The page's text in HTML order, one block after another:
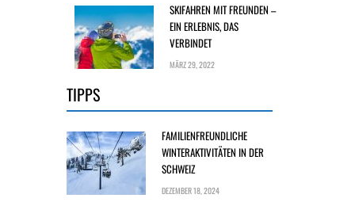
SKIFAHREN MIT FREUNDEN –
EIN ERLEBNIS, DAS
VERBINDET
MÄRZ 29, 2022
TIPPS
FAMILIENFREUNDLICHE
WINTERAKTIVITÄTEN IN DER
SCHWEIZ
DEZEMBER 18, 2024